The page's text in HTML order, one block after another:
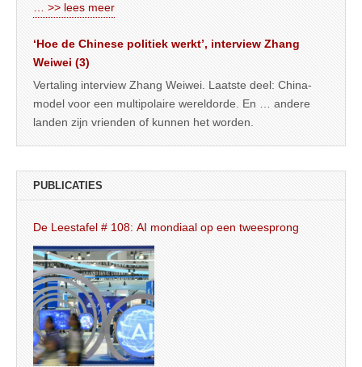
… >> lees meer
‘Hoe de Chinese politiek werkt’, interview Zhang
Weiwei (3)
Vertaling interview Zhang Weiwei. Laatste deel: China-
model voor een multipolaire wereldorde. En … andere
landen zijn vrienden of kunnen het worden.
PUBLICATIES
De Leestafel # 108: AI mondiaal op een tweesprong